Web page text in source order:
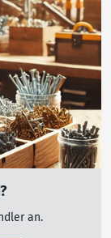
an.